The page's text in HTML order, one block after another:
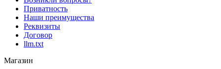
Приватность
Наши преимущества
Реквизиты
Договор
llm.txt
Магазин